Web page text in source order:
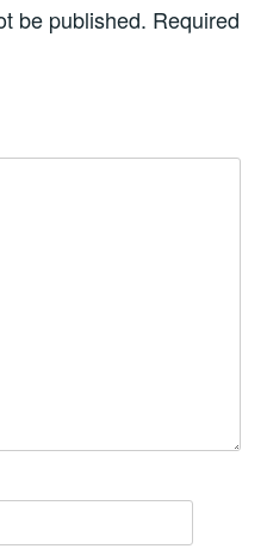
be published. Required